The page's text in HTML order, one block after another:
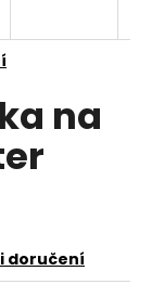
na
doručení